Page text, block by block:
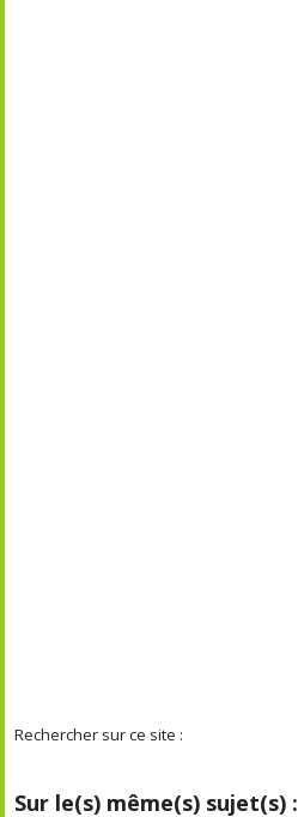
Rechercher sur ce site :
Sur le(s) même(s) sujet(s) :